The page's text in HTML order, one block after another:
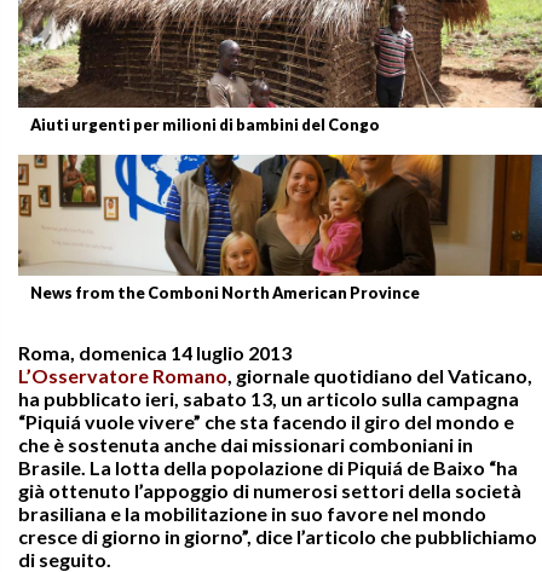
Aiuti urgenti per milioni di bambini del Congo
News from the Comboni North American Province
Roma, domenica 14 luglio 2013
L’Osservatore Romano, giornale quotidiano del Vaticano,
ha pubblicato ieri, sabato 13, un articolo sulla campagna
“Piquiá vuole vivere” che sta facendo il giro del mondo e
che è sostenuta anche dai missionari comboniani in
Brasile. La lotta della popolazione di Piquiá de Baixo “ha
già ottenuto l’appoggio di numerosi settori della società
brasiliana e la mobilitazione in suo favore nel mondo
cresce di giorno in giorno”, dice l’articolo che pubblichiamo
di seguito.